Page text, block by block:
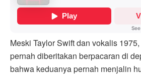
Meski Taylor Swift dan vokalis
pernah diberitakan berpacaran di
bahwa keduanya pernah menjalin